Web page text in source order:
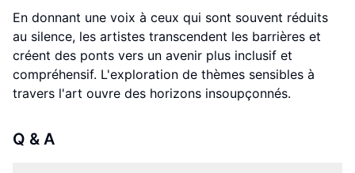
En donnant une voix à ceux qui sont souvent réduits
au silence, les artistes transcendent les barrières et
créent des ponts vers un avenir plus inclusif et
compréhensif. L'exploration de thèmes sensibles à
travers l'art ouvre des horizons insoupçonnés.
Q & A